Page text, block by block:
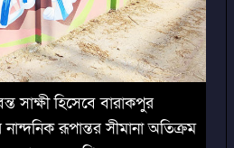
সাক্ষী হিসেবে বারাকপুর
রূপান্তর সীমানা অতিক্রম